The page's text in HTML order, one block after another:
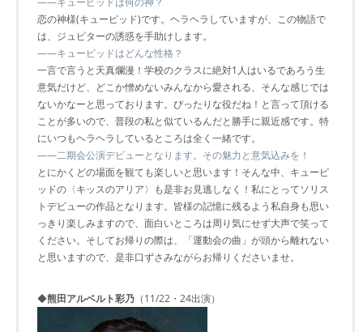
恋の神様(キューピッド)です。ヘラヘラしていますが、この物語で
は、ジュピターの誘惑を手助けします。
――キューピッドはどんな性格？
一言で言うと天真爛漫！学校のクラスに絶対1人はいるであろう生
意気だけど、どこか憎めないみんなから愛される、そんな感じでは
ないかなーと思っております。ぴったりな役だね！と言って頂ける
ことが多いので、普段の私と似ているんだと勝手に親近感です。特
にいつもヘラヘラしているところは全く一緒です。
――二期会公演デビューとなります。その魅力と意気込みを！
とにかくどの場面を観ても楽しいと思います！そんな中、キューピ
ッドの〈キッスのアリア〉も是非お見逃しなく！私にとってソリス
トデビューの作品となります。皆様の記憶に残るよう私自身も思い
っきり楽しみますので、面白いところは周り気にせず大声で笑って
ください。そしてお帰りの際は、「運動会の曲」が頭から離れない
と思いますので、是非口ずさみながらお帰りくださいませ。
◆熊田アルベルト彩乃 （11/22・24出演）